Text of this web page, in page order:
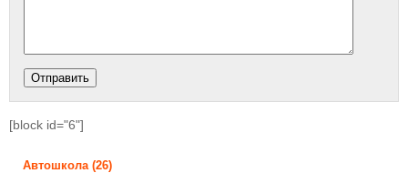
[block id="6"]
Автошкола(26)